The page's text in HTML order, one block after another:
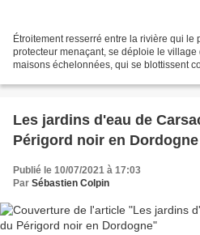
Étroitement resserré entre la rivière qui le
protecteur menaçant, se déploie le
maisons échelonnées, qui se blottissent
Les jardins d'eau de
Périgord noir en Dordogne
Publié le 10/07/2021 à 17:03
Par Sébastien Colpin